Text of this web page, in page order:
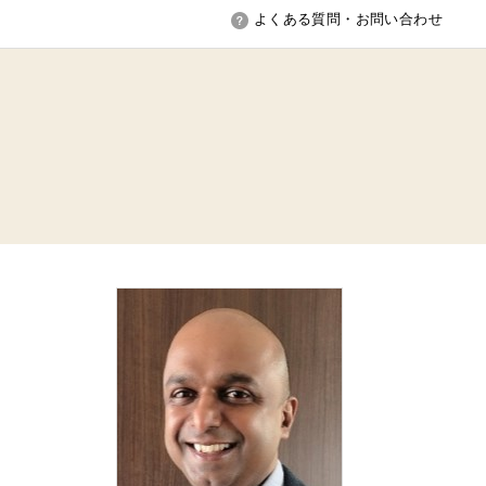
よくある質問・お問い合わせ